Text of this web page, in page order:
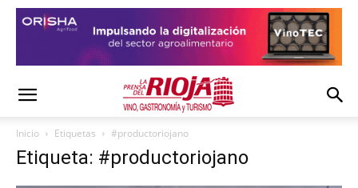
Inicio Etiquetas #productoriojano
Etiqueta: #productoriojano